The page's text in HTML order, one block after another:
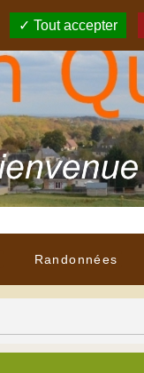
Randonnées
Tout accepter